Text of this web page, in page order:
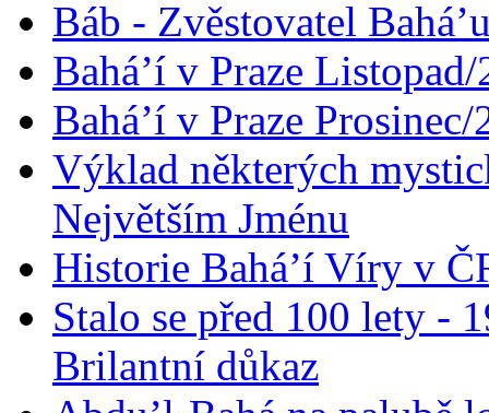
Báb - Zvěstovatel
Bahá’í v Praze
Bahá’í v Praze Prosinec/
Výklad některých
Největším Jménu
Historie Bahá’í Víry v
Stalo se před 100 lety -
Brilantní důkaz